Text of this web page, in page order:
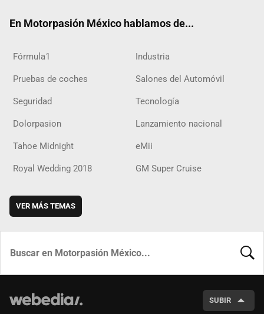
En Motorpasión México hablamos de...
Fórmula1 Industria
Pruebas de coches Salones del Automóvil
Seguridad Tecnología
Dolorpasion Lanzamiento nacional
Tahoe Midnight eMii
Royal Wedding 2018 GM Super Cruise
VER MÁS TEMAS
SUBIR